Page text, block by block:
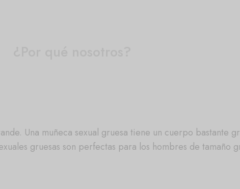
Una muñeca sexual gruesa tiene un cuerpo bastante
gruesas son perfectas para los hombres de tamaño